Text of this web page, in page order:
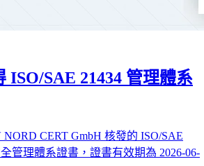
ISO/SAE 21434 管理體系
CERT GmbH 核發的 ISO/SAE
管理體系證書，證書有效期為 2026-06-